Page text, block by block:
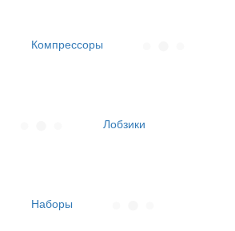
Компрессоры
Лобзики
Наборы